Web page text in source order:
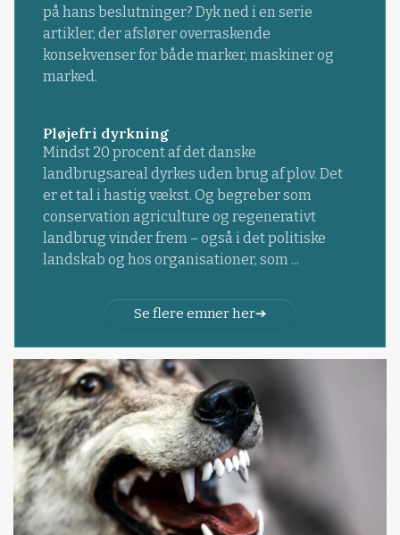
på hans beslutninger? Dyk ned i en serie
artikler, der afslører overraskende
konsekvenser for både marker, maskiner og
marked.
Pløjefri dyrkning
Mindst 20 procent af det danske
landbrugsareal dyrkes uden brug af plov. Det
er et tal i hastig vækst. Og begreber som
conservation agriculture og regenerativt
landbrug vinder frem – også i det politiske
landskab og hos organisationer, som ...
Se flere emner her